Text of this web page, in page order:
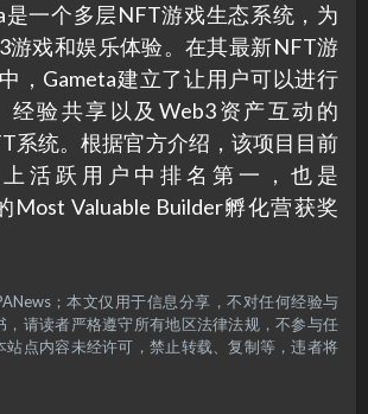
是一个多层NFT游戏生态系统，为
游戏和娱乐体验。在其最新NFT游
，Gameta建立了让用户可以进行
经验共享以及Web3资产互动的
系统。根据官方介绍，该项目目前
上活跃用户中排名第一，也是
Most Valuable Builder孵化营获奖
；本文仅用于信息分享，不对任何经验与
，请读者严格遵守所有地区法律法规，不参与任
站点内容未经许可，禁止转载、复制等，违者将